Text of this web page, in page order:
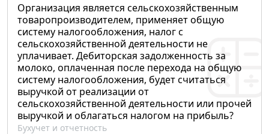
Организация является сельскохозяйственным
товаропроизводителем, применяет общую
систему налогообложения, налог с
сельскохозяйственной деятельности не
уплачивает. Дебиторская задолженность за
молоко, оплаченная после перехода на общую
систему налогообложения, будет считаться
выручкой от реализации от
сельскохозяйственной деятельности или прочей
выручкой и облагаться налогом на прибыль?
Бухучет и отчетность